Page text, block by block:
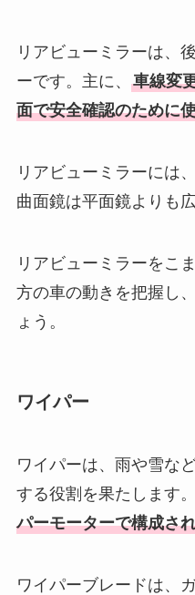
リアビューミラーは、
ーです。主に、 車線変
面で安全確認のために
リアビューミラーには
曲面鏡は平面鏡よりも
リアビューミラーをこ
方の車の動きを把握し
ょう。
ワイパー
ワイパーは、雨や雪な
する役割を果たします。
パーモーターで構成さ
ワイパーブレードは、